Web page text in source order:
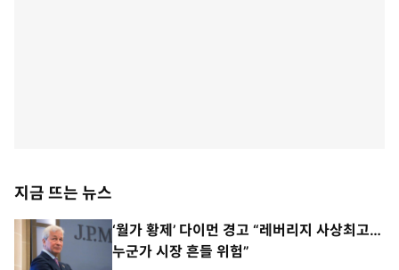
지금 뜨는 뉴스
‘월가 황제’ 다이먼 경고 “레버리지 사상최고…
누군가 시장 흔들 위험”